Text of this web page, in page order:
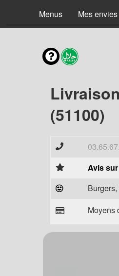
Menus Mes envies
(51100)
Avis
Moyens